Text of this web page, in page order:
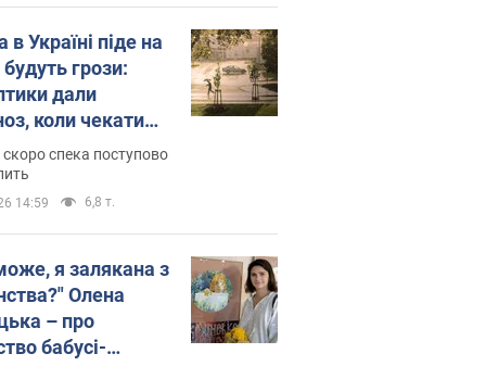
в Україні піде на
грози:
дали
коли чекати
погоди
скоро спека поступово
14:59 6,8 т.
я залякана з
Олена
– про
бабусі-